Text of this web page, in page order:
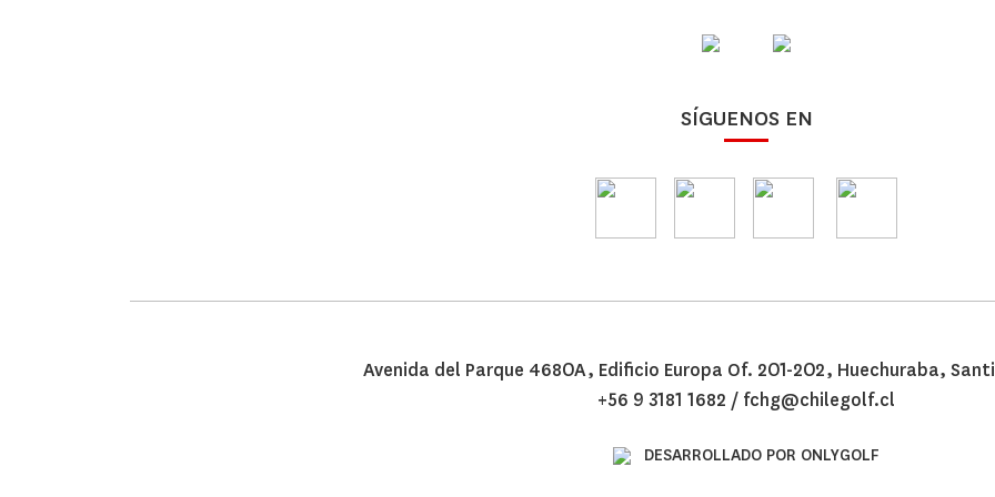
SÍGUENOS EN
Avenida del Parque 4680A, Edificio Europa Of. 201-202, Huechuraba,
+56 9 3181 1682 / fchg@chilegolf.cl
DESARROLLADO POR ONLYGOLF